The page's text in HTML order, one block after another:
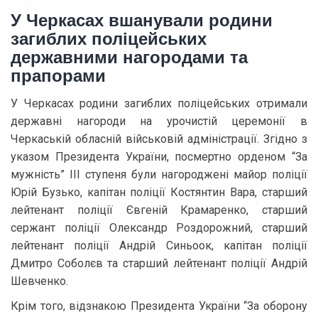
У Черкасах вшанували родини
загиблих поліцейських
державними нагородами та
прапорами
У Черкасах родини загиблих поліцейських отримали
державні нагороди на урочистій церемонії в
Черкаській обласній військовій адміністрації. Згідно з
указом Президента України, посмертно орденом “За
мужність” ІІІ ступеня були нагороджені майор поліції
Юрій Бузько, капітан поліції Костянтин Вара, старший
лейтенант поліції Євгеній Крамаренко, старший
сержант поліції Олександр Роздорожний, старший
лейтенант поліції Андрій Синьоок, капітан поліції
Дмитро Соболєв та старший лейтенант поліції Андрій
Шевченко.
Крім того, відзнакою Президента України “За оборону